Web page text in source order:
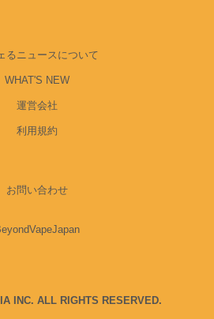
るニュースについて
WHAT'S NEW
運営会社
利用規約
お問い合わせ
INC. ALL RIGHTS RESERVED.